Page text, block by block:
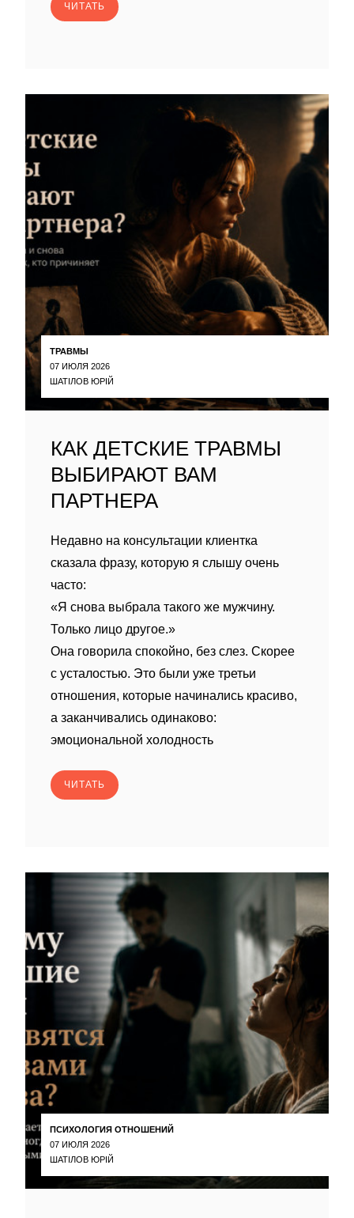
ЧИТАТЬ
ТРАВМЫ
07 ИЮЛЯ 2026
ШАТІЛОВ ЮРІЙ
КАК ДЕТСКИЕ ТРАВМЫ
ВЫБИРАЮТ ВАМ
ПАРТНЕРА
Недавно на консультации клиентка
сказала фразу, которую я слышу очень
часто:
«Я снова выбрала такого же мужчину.
Только лицо другое.»
Она говорила спокойно, без слез. Скорее
с усталостью. Это были уже третьи
отношения, которые начинались красиво,
а заканчивались одинаково:
эмоциональной холодность
ЧИТАТЬ
ПСИХОЛОГИЯ ОТНОШЕНИЙ
07 ИЮЛЯ 2026
ШАТІЛОВ ЮРІЙ